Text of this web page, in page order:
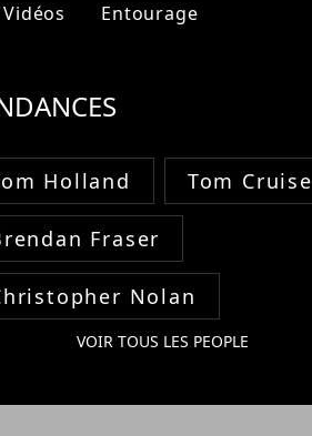
Vidéos Entourage
Holland Tom Cruise
Fraser
Nolan
VOIR TOUS LES PEOPLE